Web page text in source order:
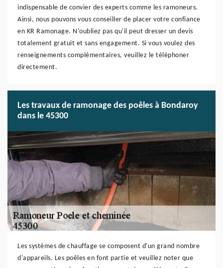
indispensable de convier des experts comme les ramoneurs.
Ainsi, nous pouvons vous conseiller de placer votre confiance
en KR Ramonage. N'oubliez pas qu'il peut dresser un devis
totalement gratuit et sans engagement. Si vous voulez des
renseignements complémentaires, veuillez le téléphoner
directement.
Les travaux de ramonage des poêles à Bondaroy
dans le 45300
Les systèmes de chauffage se composent d'un grand nombre
d'appareils. Les poêles en font partie et veuillez noter que